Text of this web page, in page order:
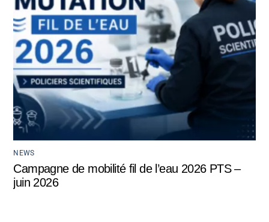
NEWS
Campagne de mobilité fil de l’eau 2026 PTS –
juin 2026